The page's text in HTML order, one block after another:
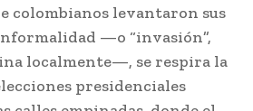
colombianos levantaron sus
—o “invasión”,
localmente—, se respira la
presidenciales